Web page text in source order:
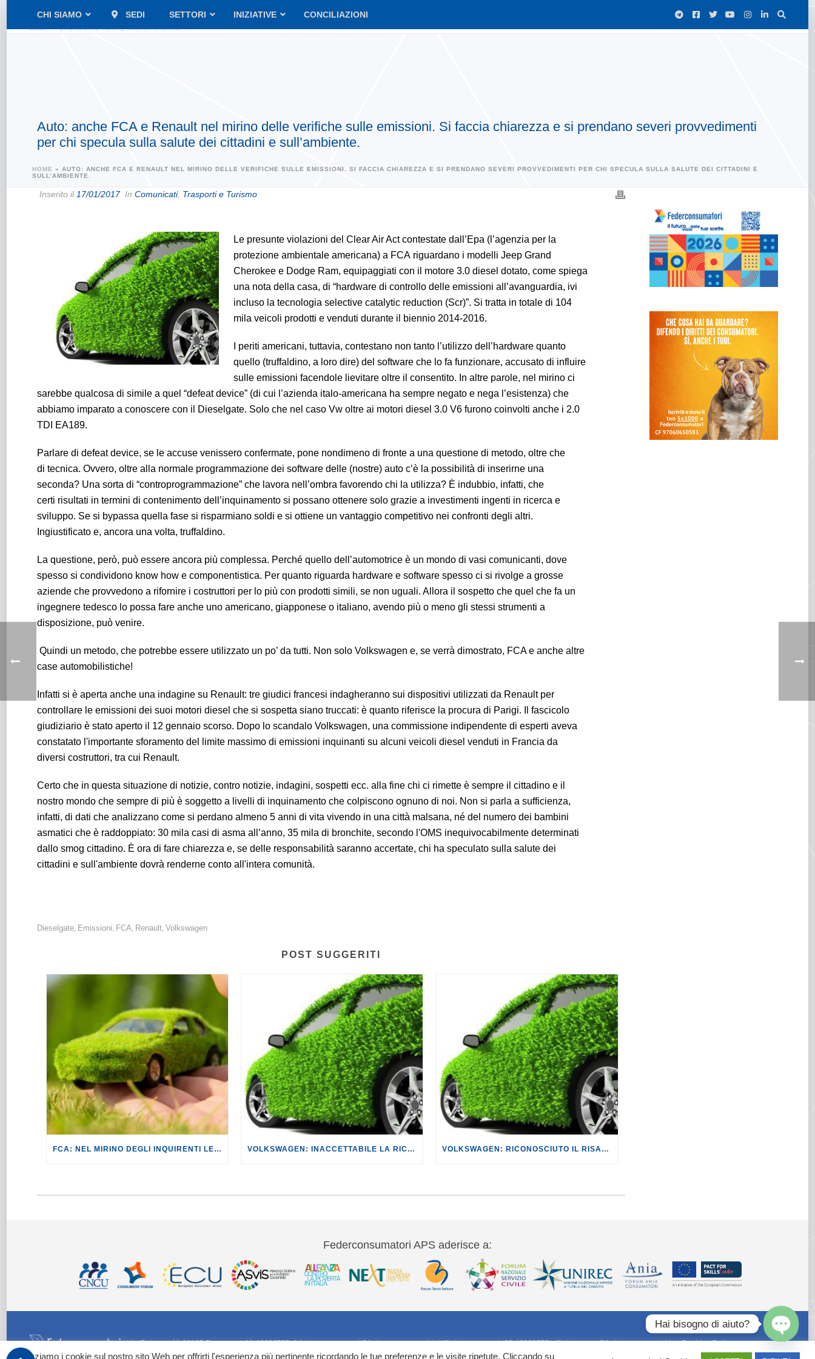
CHI SIAMO SEDI SETTORI INIZIATIVE CONCILIAZIONI
Auto: anche FCA e Renault nel mirino delle verifiche sulle emissioni. Si faccia chiarezza e si prendano severi provvedimenti
per chi specula sulla salute dei cittadini e sull’ambiente.
HOME » AUTO: ANCHE FCA E RENAULT NEL MIRINO DELLE VERIFICHE SULLE EMISSIONI. SI FACCIA CHIAREZZA E SI PRENDANO SEVERI PROVVEDIMENTI PER CHI SPECULA SULLA SALUTE DEI CITTADINI E
SULL’AMBIENTE.
Inserito il 17/01/2017 In Comunicati, Trasporti e Turismo
Le presunte violazioni del Clear Air Act contestate dall’Epa (l’agenzia per la
protezione ambientale americana) a FCA riguardano i modelli Jeep Grand
Cherokee e Dodge Ram, equipaggiati con il motore 3.0 diesel dotato, come spiega
una nota della casa, di “hardware di controllo delle emissioni all’avanguardia, ivi
incluso la tecnologia selective catalytic reduction (Scr)”. Si tratta in totale di 104
mila veicoli prodotti e venduti durante il biennio 2014-2016.
I periti americani, tuttavia, contestano non tanto l’utilizzo dell’hardware quanto
quello (truffaldino, a loro dire) del software che lo fa funzionare, accusato di influire
sulle emissioni facendole lievitare oltre il consentito. In altre parole, nel mirino ci
sarebbe qualcosa di simile a quel “defeat device” (di cui l’azienda italo-americana ha sempre negato e nega l’esistenza) che
abbiamo imparato a conoscere con il Dieselgate. Solo che nel caso Vw oltre ai motori diesel 3.0 V6 furono coinvolti anche i 2.0
TDI EA189.
Parlare di defeat device, se le accuse venissero confermate, pone nondimeno di fronte a una questione di metodo, oltre che
di tecnica. Ovvero, oltre alla normale programmazione dei software delle (nostre) auto c’è la possibilità di inserirne una
seconda? Una sorta di “controprogrammazione” che lavora nell’ombra favorendo chi la utilizza? È indubbio, infatti, che
certi risultati in termini di contenimento dell’inquinamento si possano ottenere solo grazie a investimenti ingenti in ricerca e
sviluppo. Se si bypassa quella fase si risparmiano soldi e si ottiene un vantaggio competitivo nei confronti degli altri.
Ingiustificato e, ancora una volta, truffaldino.
La questione, però, può essere ancora più complessa. Perché quello dell’automotrice è un mondo di vasi comunicanti, dove
spesso si condividono know how e componentistica. Per quanto riguarda hardware e software spesso ci si rivolge a grosse
aziende che provvedono a rifornire i costruttori per lo più con prodotti simili, se non uguali. Allora il sospetto che quel che fa un
ingegnere tedesco lo possa fare anche uno americano, giapponese o italiano, avendo più o meno gli stessi strumenti a
disposizione, può venire.
Quindi un metodo, che potrebbe essere utilizzato un po’ da tutti. Non solo Volkswagen e, se verrà dimostrato, FCA e anche altre
case automobilistiche!
Infatti si è aperta anche una indagine su Renault: tre giudici francesi indagheranno sui dispositivi utilizzati da Renault per
controllare le emissioni dei suoi motori diesel che si sospetta siano truccati: è quanto riferisce la procura di Parigi. Il fascicolo
giudiziario è stato aperto il 12 gennaio scorso. Dopo lo scandalo Volkswagen, una commissione indipendente di esperti aveva
constatato l'importante sforamento del limite massimo di emissioni inquinanti su alcuni veicoli diesel venduti in Francia da
diversi costruttori, tra cui Renault.
Certo che in questa situazione di notizie, contro notizie, indagini, sospetti ecc. alla fine chi ci rimette è sempre il cittadino e il
nostro mondo che sempre di più è soggetto a livelli di inquinamento che colpiscono ognuno di noi. Non si parla a sufficienza,
infatti, di dati che analizzano come si perdano almeno 5 anni di vita vivendo in una città malsana, né del numero dei bambini
asmatici che è raddoppiato: 30 mila casi di asma all’anno, 35 mila di bronchite, secondo l'OMS inequivocabilmente determinati
dallo smog cittadino. È ora di fare chiarezza e, se delle responsabilità saranno accertate, chi ha speculato sulla salute dei
cittadini e sull'ambiente dovrà renderne conto all'intera comunità.
Dieselgate, Emissioni, FCA, Renault, Volkswagen
POST SUGGERITI
FCA: NEL MIRINO DEGLI INQUIRENTI LE EMISSIONI TRUCCATE DI ALCUNE AUTO DEL GRUPPO. VOLKSWAGEN: INACCETTABILE LA RICHIESTA DI ARCHIVIAZIONE. VOLKSWAGEN: RICONOSCIUTO IL RISARCIMENTO AGLI AUTOMOBILISTI TEDESCHI. ORA È IL TURNO DELL’ITALIA.
Federconsumatori APS aderisce a:
Via Palestro 11 00185 Roma - tel 06 42020755-9 federconsumatori@federconsumatori.it Ufficio stampa tel: 06 42020755 ufficiostampa@federconsumatori.it -Cookies Policy
Utilizziamo i cookie sul nostro sito Web per offrirti l'esperienza più pertinente ricordando le tue preferenze e le visite ripetute. Cliccando su
Hai bisogno di aiuto?